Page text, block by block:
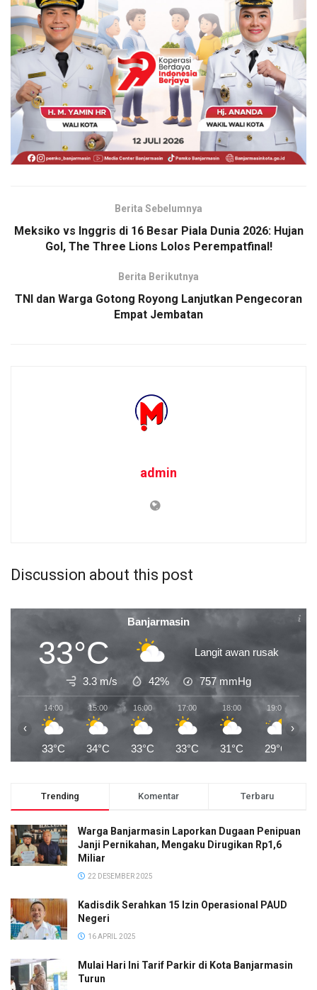
Berita Sebelumnya
Meksiko vs Inggris di 16 Besar Piala Dunia 2026: Hujan
Gol, The Three Lions Lolos Perempatfinal!
Berita Berikutnya
TNI dan Warga Gotong Royong Lanjutkan Pengecoran
Empat Jembatan
admin
Discussion about this post
Banjarmasin
33°C Langit awan rusak
3.3 m/s 42% 757 mmHg
14:00
33°C
15:00
34°C
16:00
33°C
17:00
33°C
18:00
31°C
19:00
29°C
‹ ›
Trending Komentar Terbaru
Warga Banjarmasin Laporkan Dugaan Penipuan
Janji Pernikahan, Mengaku Dirugikan Rp1,6
Miliar
22 DESEMBER 2025
Kadisdik Serahkan 15 Izin Operasional PAUD
Negeri
16 APRIL 2025
Mulai Hari Ini Tarif Parkir di Kota Banjarmasin
Turun